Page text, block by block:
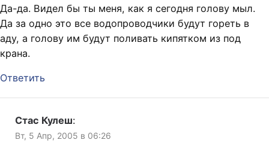
Да-да. Видел бы ты меня, как я сегодня голову мыл.
Да за одно это все водопроводчики будут гореть в
аду, а голову им будут поливать кипятком из под
крана.
Ответить
Стас Кулеш:
Вт, 5 Апр, 2005 в 06:26